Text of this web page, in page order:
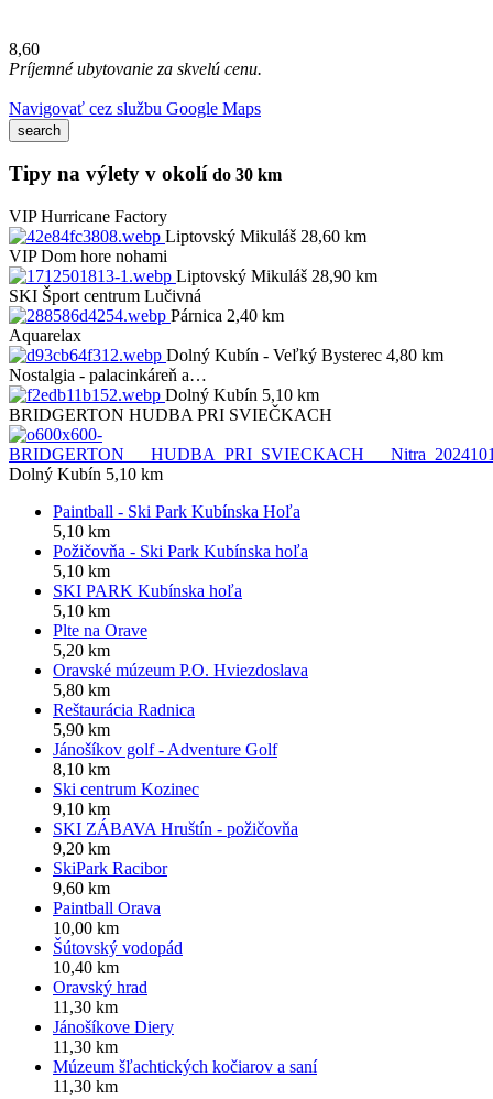
8,60
Príjemné ubytovanie za skvelú cenu.
Navigovať cez službu Google Maps
Tipy na výlety v okolí do 30 km
VIPHurricane Factory
Liptovský Mikuláš 28,60 km
VIPDom hore nohami
Liptovský Mikuláš 28,90 km
SKI Šport centrum Lučivná
Párnica 2,40 km
Aquarelax
Dolný Kubín - Veľký Bysterec 4,80 km
Nostalgia - palacinkáreň a…
Dolný Kubín 5,10 km
BRIDGERTON HUDBA PRI SVIEČKACH
Dolný Kubín 5,10 km
Paintball - Ski Park Kubínska Hoľa
5,10 km
Požičovňa - Ski Park Kubínska hoľa
5,10 km
SKI PARK Kubínska hoľa
5,10 km
Plte na Orave
5,20 km
Oravské múzeum P.O. Hviezdoslava
5,80 km
Reštaurácia Radnica
5,90 km
Jánošíkov golf - Adventure Golf
8,10 km
Ski centrum Kozinec
9,10 km
SKI ZÁBAVA Hruštín - požičovňa
9,20 km
SkiPark Racibor
9,60 km
Paintball Orava
10,00 km
Šútovský vodopád
10,40 km
Oravský hrad
11,30 km
Jánošíkove Diery
11,30 km
Múzeum šľachtických kočiarov a saní
11,30 km